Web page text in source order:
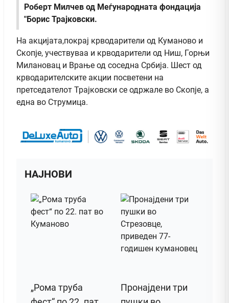
Роберт Милчев од Меѓународната фондација
"Борис Трајковски.
На акцијата,покрај крводарители од Куманово и
Скопје, учествуваа и крводарители од Ниш, Горњи
Милановац и Врање од соседна Србија. Шест од
крводарителските акции посветени на
претседателот Трајковски се одржале во Скопје, а
една во Струмица.
НАЈНОВИ
„Рома труба
Пронајдени три